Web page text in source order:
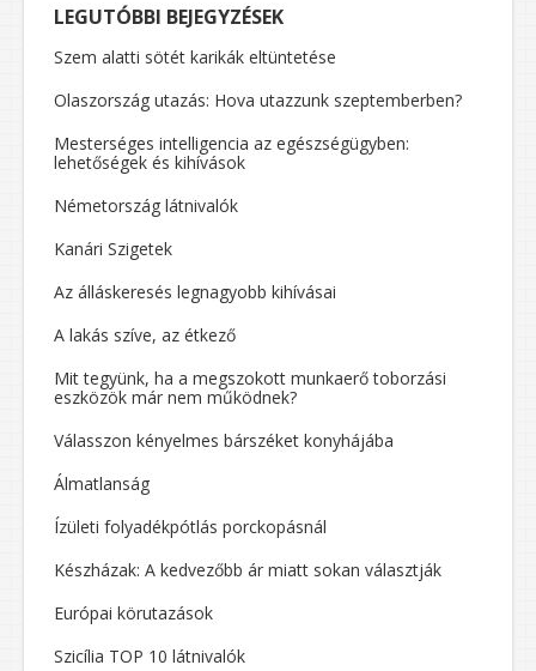
LEGUTÓBBI BEJEGYZÉSEK
Szem alatti sötét karikák eltüntetése
Olaszország utazás: Hova utazzunk szeptemberben?
Mesterséges intelligencia az egészségügyben:
lehetőségek és kihívások
Németország látnivalók
Kanári Szigetek
Az álláskeresés legnagyobb kihívásai
A lakás szíve, az étkező
Mit tegyünk, ha a megszokott munkaerő toborzási
eszközök már nem működnek?
Válasszon kényelmes bárszéket konyhájába
Álmatlanság
Ízületi folyadékpótlás porckopásnál
Készházak: A kedvezőbb ár miatt sokan választják
Európai körutazások
Szicília TOP 10 látnivalók